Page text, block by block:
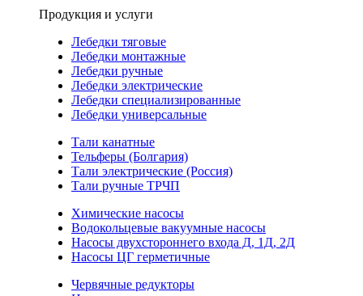
Продукция и услуги
Лебедки тяговые
Лебедки монтажные
Лебедки ручные
Лебедки электрические
Лебедки специализированные
Лебедки универсальные
Тали канатные
Тельферы (Болгария)
Тали электрические (Россия)
Тали ручные ТРЧП
Химические насосы
Водокольцевые вакуумные насосы
Насосы двухстороннего входа Д, 1Д, 2Д
Насосы ЦГ герметичные
Червячные редукторы